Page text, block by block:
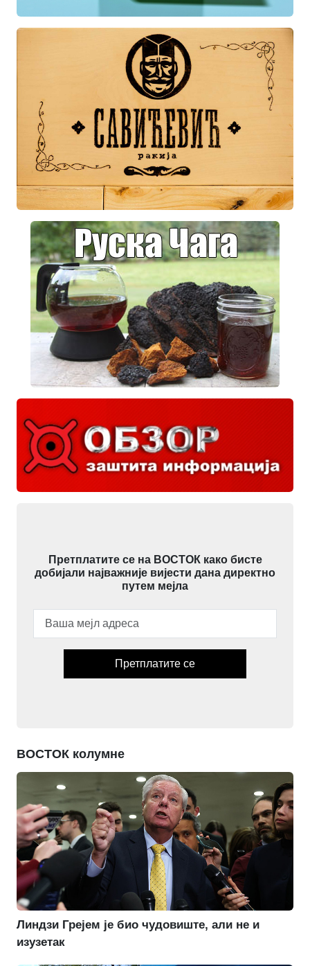
Претплатите се на ВОСТОК како бисте
добијали најважније вијести дана директно
путем мејла
Претплатите се
ВОСТОК колумне
Линдзи Грејем је био чудовиште, али не и
изузетак